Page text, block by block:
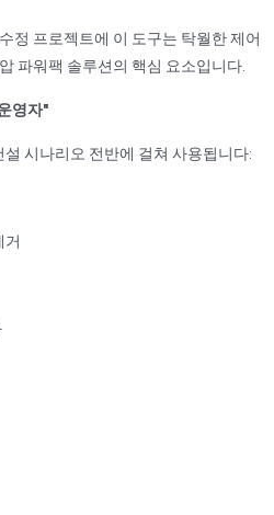
정 프로젝트에 이 도구는 탁월한 제어
파워팩 솔루션의 핵심 요소입니다.
영자"
시나리오 전반에 걸쳐 사용됩니다:
거